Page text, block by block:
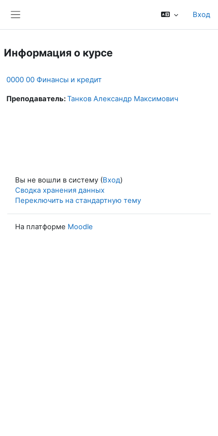
Вход
Информация о курсе
0000 00 Финансы и кредит
Преподаватель:Танков Александр Максимович
Вы не вошли в систему (Вход)
Сводка хранения данных
Переключить на стандартную тему
На платформе Moodle